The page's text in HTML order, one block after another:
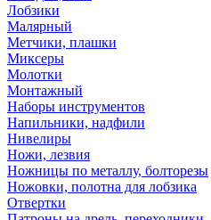
Лобзики
Малярный
Метчики, плашки
Миксеры
Молотки
Монтажный
Наборы инструментов
Напильники, надфили
Нивелиры
Ножи, лезвия
Ножницы по металлу, болторезы
Ножовки, полотна для лобзика
Отвертки